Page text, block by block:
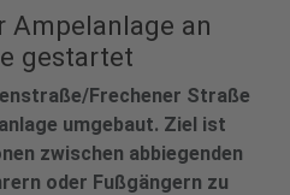
Ampelanlage an
gestartet
Frechener Straße
umgebaut. Ziel ist
zwischen abbiegenden
oder Fußgängern zu